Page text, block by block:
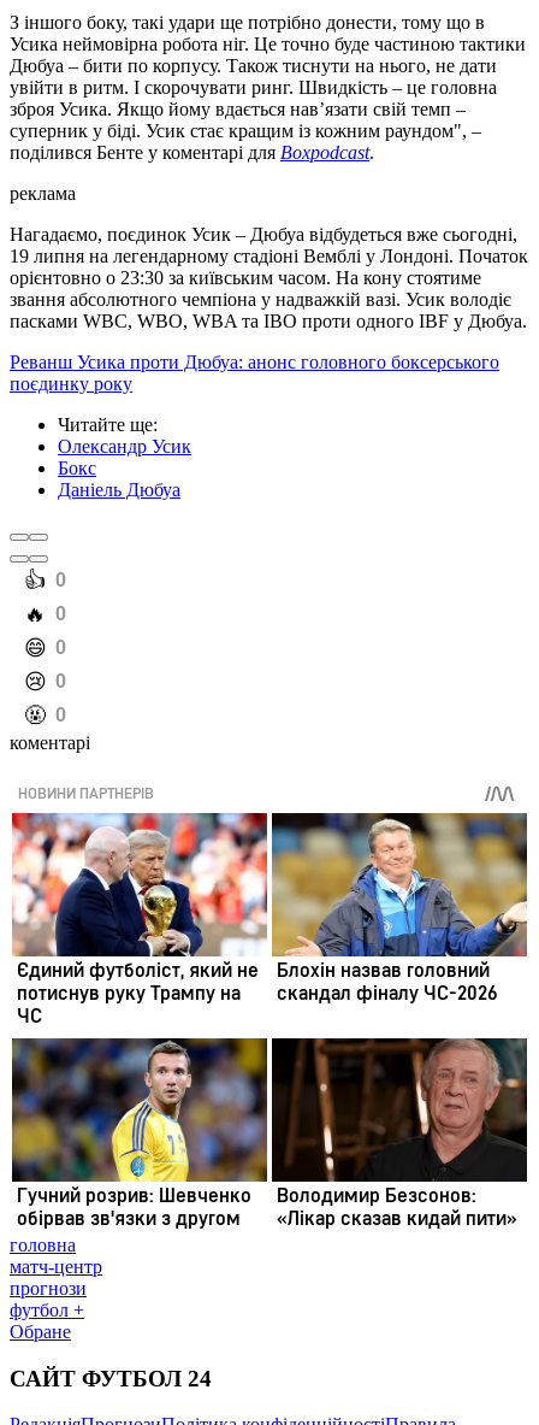
З іншого боку, такі удари ще потрібно донести, тому що в
Усика неймовірна робота ніг. Це точно буде частиною тактики
Дюбуа – бити по корпусу. Також тиснути на нього, не дати
увійти в ритм. І скорочувати ринг. Швидкість – це головна
зброя Усика. Якщо йому вдається нав’язати свій темп –
суперник у біді. Усик стає кращим із кожним раундом", –
поділився Бенте у коментарі для Boxpodcast.
реклама
Нагадаємо, поєдинок Усик – Дюбуа відбудеться вже сьогодні,
19 липня на легендарному стадіоні Вемблі у Лондоні. Початок
орієнтовно о 23:30 за київським часом. На кону стоятиме
звання абсолютного чемпіона у надважкій вазі. Усик володіє
пасками WBC, WBO, WBA та IBO проти одного IBF у Дюбуа.
Реванш Усика проти Дюбуа: анонс головного боксерського
поєдинку року
Читайте ще:
Олександр Усик
Бокс
Даніель Дюбуа
️👍 0
️🔥 0
️😄 0
️😢 0
️🤬 0
коментарі
головна
матч-центр
прогнози
футбол +
Обране
САЙТ ФУТБОЛ 24